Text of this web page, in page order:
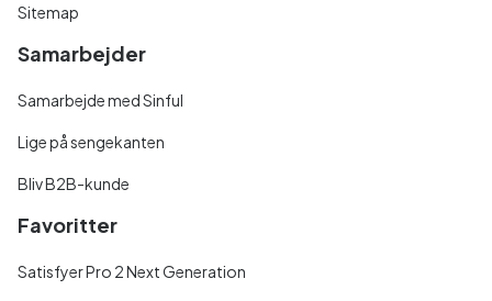
Sitemap
Samarbejder
Samarbejde med Sinful
Lige på sengekanten
Bliv B2B-kunde
Favoritter
Satisfyer Pro 2 Next Generation